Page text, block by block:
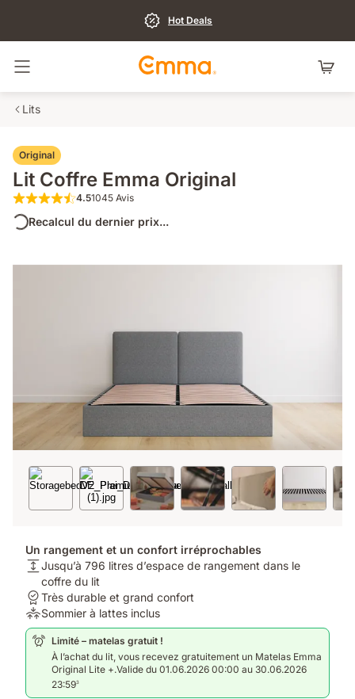
Hot Deals
Basculer la navigation
Lits
Original
Lit Coffre Emma Original
4.5 sur 5 étoiles 1045 Avis
4.51045 Avis
Recalcul du dernier prix...
Un rangement et un confort irréprochables
Hauteur
matelas:
Jusqu’à
796
litres
d’espace
rangement
Jusqu’à 796 litres d’espace de rangement dans le
coffre du lit
Garantie:
Très
durable
et
grand
confort
Très durable et grand confort
Soulagement
de
pression:
Sommier
à
Sommier à lattes inclus
Limité – matelas gratuit !
À l’achat du lit, vous recevez gratuitement un Matelas Emma
Original Lite +.Valide du 01.06.2026 00:00 au 30.06.2026
23:593